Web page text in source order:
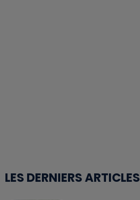
LES DERNIERS ARTICLES